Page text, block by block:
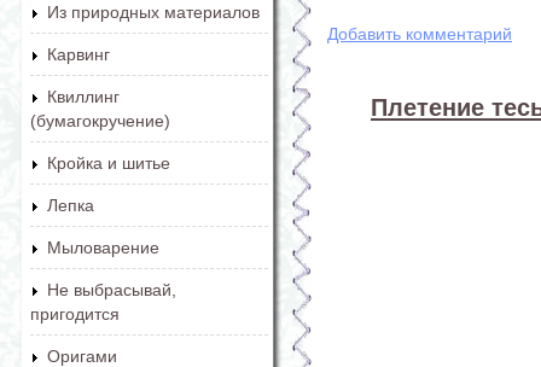
Из природных материалов
Карвинг
Квиллинг
(бумагокручение)
Кройка и шитье
Лепка
Мыловарение
Не выбрасывай,
пригодится
Оригами
Добавить комментарий
Плетение